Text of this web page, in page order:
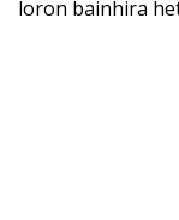
loron bainhira